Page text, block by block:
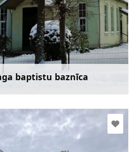
baptistu baznīca
Uzzināt vairāk